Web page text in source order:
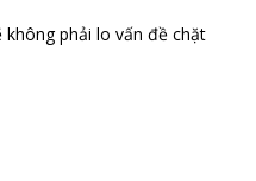
phải lo vấn đề chặt